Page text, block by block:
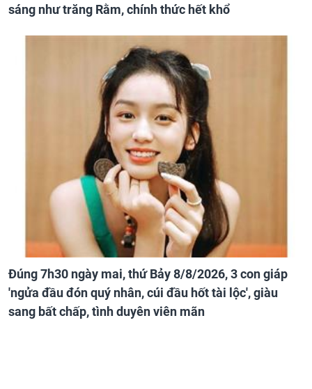
sáng như trăng Rằm, chính thức hết khổ
Đúng 7h30 ngày mai, thứ Bảy 8/8/2026, 3 con giáp
'ngửa đầu đón quý nhân, cúi đầu hốt tài lộc', giàu
sang bất chấp, tình duyên viên mãn